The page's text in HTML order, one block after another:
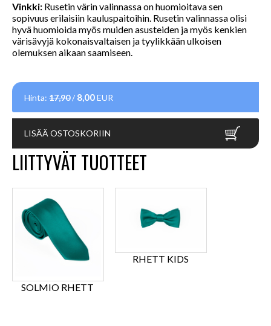
Vinkki: Rusetin värin valinnassa on huomioitava sen
sopivuus erilaisiin kauluspaitoihin. Rusetin valinnassa olisi
hyvä huomioida myös muiden asusteiden ja myös kenkien
värisävyjä kokonaisvaltaisen ja tyylikkään ulkoisen
olemuksen aikaan saamiseen.
Hinta: 17,90/ 8,00EUR
LISÄÄ OSTOSKORIIN
LIITTYVÄT TUOTTEET
SOLMIO RHETT
RHETT KIDS